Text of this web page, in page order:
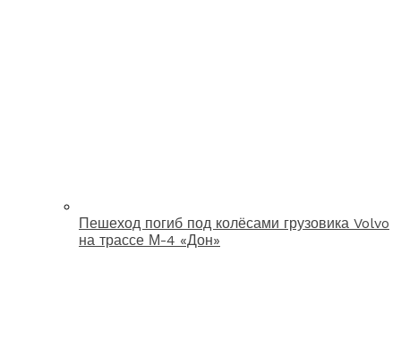
Пешеход погиб под колёсами грузовика Volvo
на трассе М-4 «Дон»